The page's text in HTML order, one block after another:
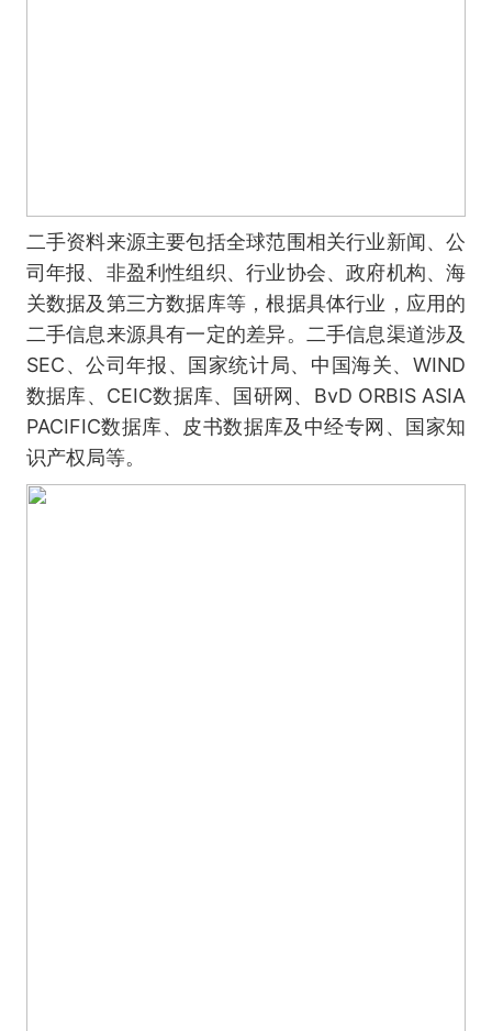
二手资料来源主要包括全球范围相关行业新闻、公
司年报、非盈利性组织、行业协会、政府机构、海
关数据及第三方数据库等，根据具体行业，应用的
二手信息来源具有一定的差异。二手信息渠道涉及
SEC、公司年报、国家统计局、中国海关、WIND
数据库、CEIC数据库、国研网、BvD ORBIS ASIA
PACIFIC数据库、皮书数据库及中经专网、国家知
识产权局等。